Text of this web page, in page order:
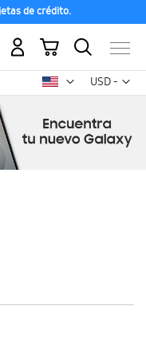
de crédito.
USD -
dólar
Mi carrito